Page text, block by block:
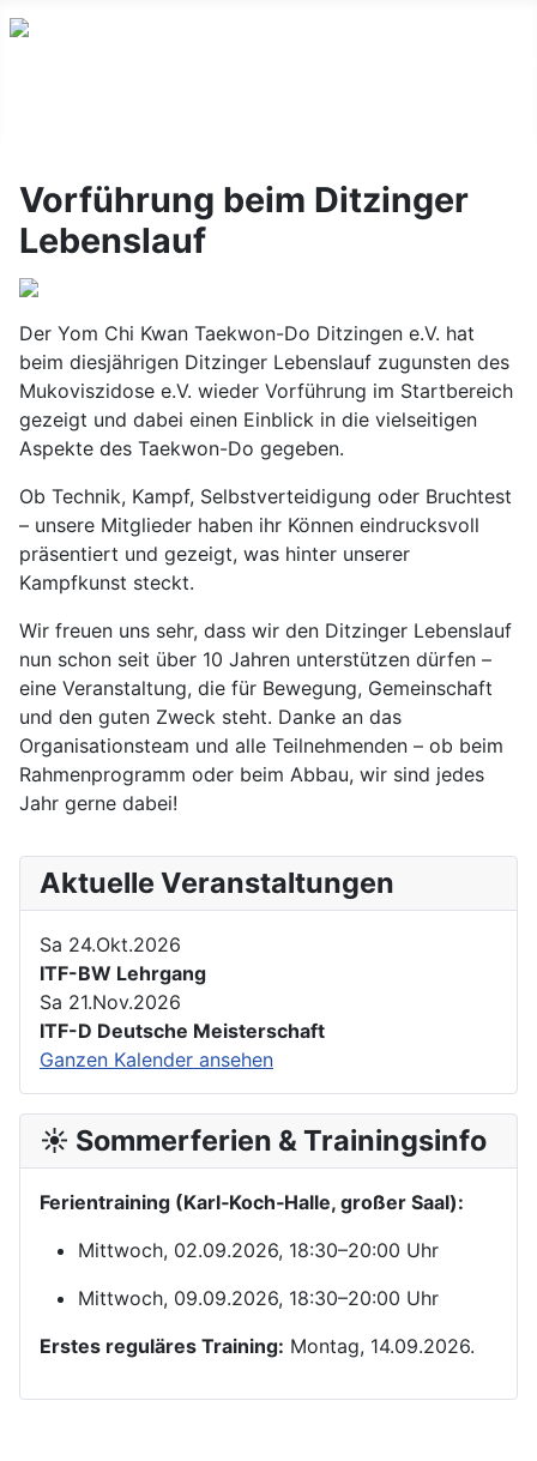
Vorführung beim Ditzinger
Lebenslauf
Der Yom Chi Kwan Taekwon-Do Ditzingen e.V. hat
beim diesjährigen Ditzinger Lebenslauf zugunsten des
Mukoviszidose e.V. wieder Vorführung im Startbereich
gezeigt und dabei einen Einblick in die vielseitigen
Aspekte des Taekwon-Do gegeben.
Ob Technik, Kampf, Selbstverteidigung oder Bruchtest
– unsere Mitglieder haben ihr Können eindrucksvoll
präsentiert und gezeigt, was hinter unserer
Kampfkunst steckt.
Wir freuen uns sehr, dass wir den Ditzinger Lebenslauf
nun schon seit über 10 Jahren unterstützen dürfen –
eine Veranstaltung, die für Bewegung, Gemeinschaft
und den guten Zweck steht. Danke an das
Organisationsteam und alle Teilnehmenden – ob beim
Rahmenprogramm oder beim Abbau, wir sind jedes
Jahr gerne dabei!
Aktuelle Veranstaltungen
Sa 24.Okt.2026
ITF-BW Lehrgang
Sa 21.Nov.2026
ITF-D Deutsche Meisterschaft
Ganzen Kalender ansehen
☀️ Sommerferien & Trainingsinfo
Ferientraining (Karl‑Koch‑Halle, großer Saal):
Mittwoch, 02.09.2026, 18:30–20:00 Uhr
Mittwoch, 09.09.2026, 18:30–20:00 Uhr
Erstes reguläres Training: Montag, 14.09.2026.